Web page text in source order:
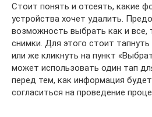
Стоит понять и отсеять, какие
устройства хочет удалить.
возможность выбрать как и все,
снимки. Для этого стоит
или же кликнуть на пункт
может использовать один тап
перед тем, как информация
согласиться на проведение